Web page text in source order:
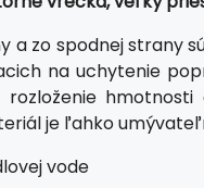
a zo spodnej strany
na uchytenie
je ľahko
vode